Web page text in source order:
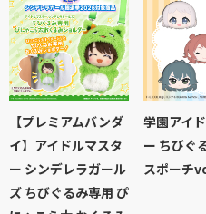
【プレミアムバンダ
イ】アイドルマスタ
ー シンデレラガール
ズ ちびぐるみ専用 ぴ
学園アイ
ー ちびぐ
スポーチ